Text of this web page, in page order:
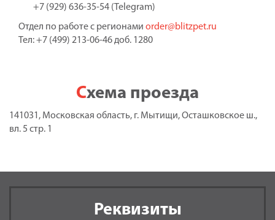
+7 (929) 636-35-54 (Telegram)
Отдел по работе с регионами order@blitzpet.ru
Тел: +7 (499) 213-06-46 доб. 1280
Схема проезда
141031, Московская область, г. Мытищи, Осташковское ш.,
вл. 5 стр. 1
Реквизиты